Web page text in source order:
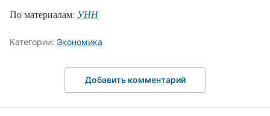
По материалам: УНН
Категории: Экономика
Добавить комментарий